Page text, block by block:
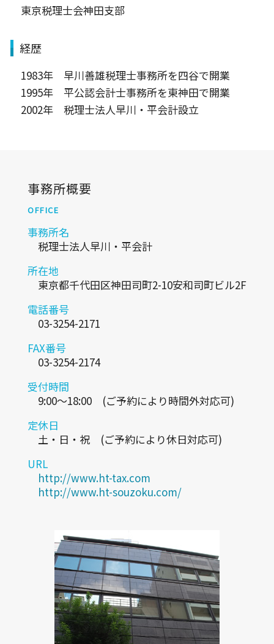
東京税理士会神田支部
経歴
1983年 早川善雄税理士事務所を四谷で開業
1995年 平公認会計士事務所を東神田で開業
2002年 税理士法人早川・平会計設立
事務所概要
OFFICE
事務所名
税理士法人早川・平会計
所在地
東京都千代田区神田司町2-10安和司町ビル2F
電話番号
03-3254-2171
FAX番号
03-3254-2174
受付時間
9:00～18:00 (ご予約により時間外対応可)
定休日
土・日・祝 (ご予約により休日対応可)
URL
http://www.ht-tax.com
http://www.ht-souzoku.com/